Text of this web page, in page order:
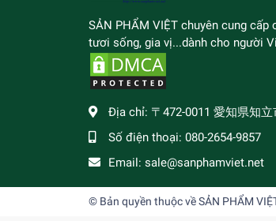
SẢN PHẨM VIỆT chuyên cung cấp
tươi sống, gia vị...dành cho người
Địa chỉ: 〒472-0011 愛知県知
Số điện thoại: 080-2654-9857
Email: sale@sanphamviet.net
© Bản quyền thuộc vềSẢN PHẨM